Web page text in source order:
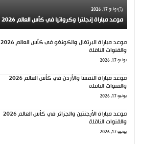
يونيو 17, 2026
موعد مباراة إنجلترا وكرواتيا في كأس العالم 2026 والقنوات الناقلة
موعد مباراة البرتغال والكونغو في كأس العالم 2026
والقنوات الناقلة
يونيو 17, 2026
موعد مباراة النمسا والأردن في كأس العالم 2026
والقنوات الناقلة
يونيو 17, 2026
موعد مباراة الأرجنتين والجزائر في كأس العالم 2026
والقنوات الناقلة
يونيو 17, 2026